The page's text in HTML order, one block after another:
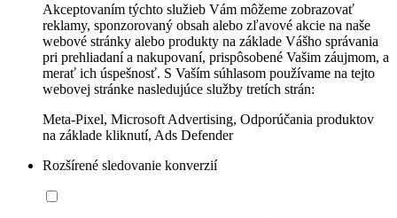
Akceptovaním týchto služieb Vám môžeme zobrazovať
reklamy, sponzorovaný obsah alebo zľavové akcie na naše
webové stránky alebo produkty na základe Vášho správania
pri prehliadaní a nakupovaní, prispôsobené Vašim záujmom, a
merať ich úspešnosť. S Vaším súhlasom používame na tejto
webovej stránke nasledujúce služby tretích strán:
Meta-Pixel, Microsoft Advertising, Odporúčania produktov
na základe kliknutí, Ads Defender
Rozšírené sledovanie konverzií